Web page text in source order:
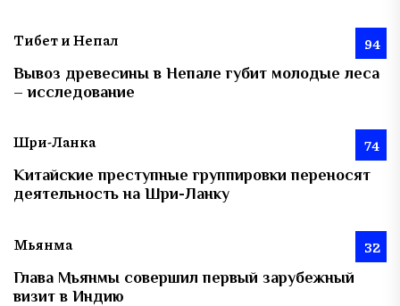
Тибет и Непал 94
Вывоз древесины в Непале губит молодые леса
– исследование
Шри-Ланка 74
Китайские преступные группировки переносят
деятельность на Шри-Ланку
Мьянма 32
Глава Мьянмы совершил первый зарубежный
визит в Индию